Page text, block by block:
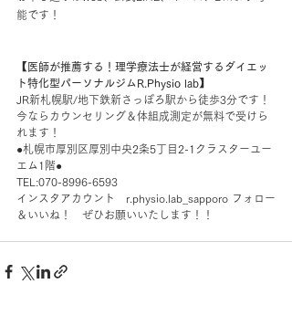
能です！
【医師が推薦する！理学療法士が経営するダイエッ
ト特化型パーソナルジムR.Physio lab】
JR新札幌駅/地下鉄新さっぽろ駅から徒歩3分です！
今ならカウンセリング＆体組成測定が無料で受けら
れます！
●札幌市厚別区厚別中央2条5丁目2-1クラスターユー
エム1階●
TEL:070-8996-6593
インスタアカウント　r.physio.lab_sapporo フォロー
＆いいね！　ぜひお願いいたします！！